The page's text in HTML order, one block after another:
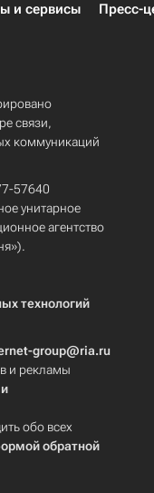
и сервисы Пресс-
связи,
коммуникаций
57640
унитарное
агентство
технологий
group@ria.ru
и рекламы
обо всех
обратной